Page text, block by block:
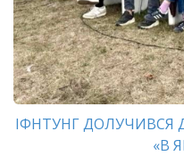
ІФНТУНГ ДОЛУЧИВСЯ
«В